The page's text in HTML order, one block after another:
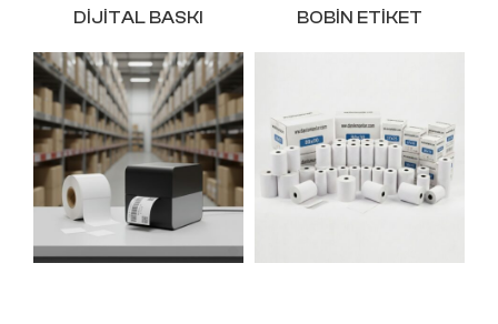
DIJITAL BASKI BOBIN ETIKET